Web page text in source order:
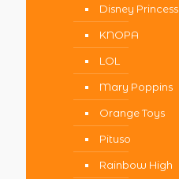
Disney Princess
KNOPA
LOL
Mary Poppins
Orange Toys
Pituso
Rainbow High